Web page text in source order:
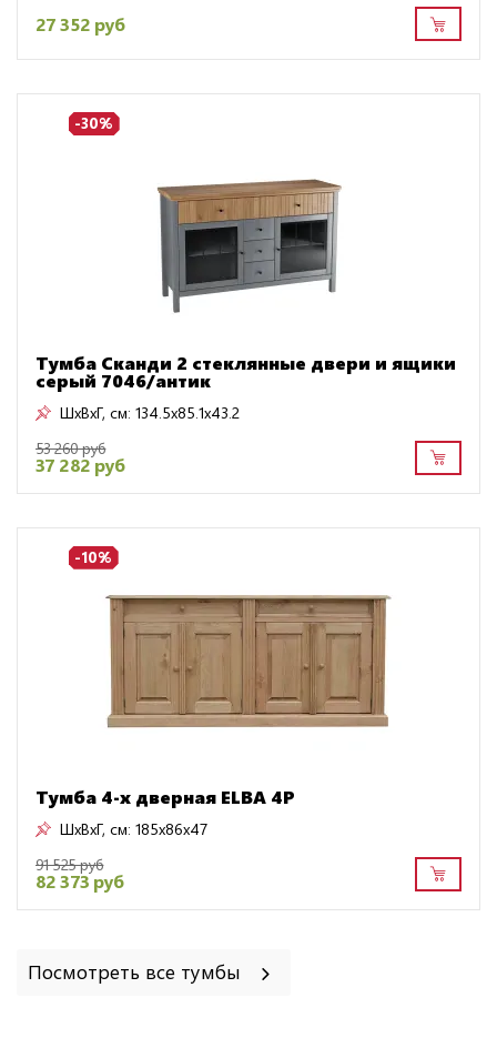
27 352 руб
-30%
Тумба Сканди 2 стеклянные двери и ящики
серый 7046/антик
ШxВxГ, см: 134.5x85.1x43.2
53 260 руб
37 282 руб
-10%
Тумба 4-х дверная ELBA 4P
ШxВxГ, см: 185x86x47
91 525 руб
82 373 руб
Посмотреть все тумбы